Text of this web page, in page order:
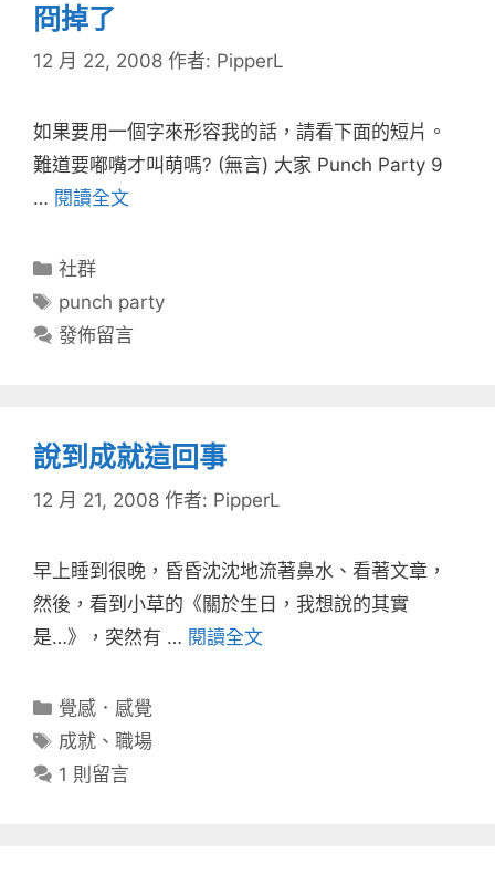
冏掉了
12 月 22, 2008 作者: PipperL
如果要用一個字來形容我的話，請看下面的短片。
難道要嘟嘴才叫萌嗎? (無言) 大家 Punch Party 9
… 閱讀全文
分
類
社群
標
籤
punch party
發佈留言
說到成就這回事
12 月 21, 2008 作者: PipperL
早上睡到很晚，昏昏沈沈地流著鼻水、看著文章，
然後，看到小草的《關於生日，我想說的其實
是…》，突然有 … 閱讀全文
分
類
覺感．感覺
標
籤
成就 、職場
1 則留言